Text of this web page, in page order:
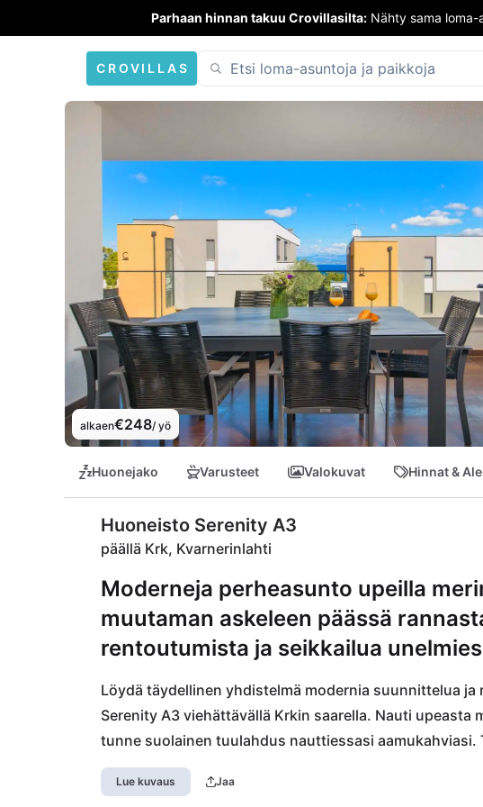
Parhaan hinnan takuu Crovillasilta: Nähty sama loma-
CROVILLAS
alkaen€248/ yö
Huonejako Varusteet Valokuvat Hinnat &
Huoneisto Serenity A3
päällä Krk, Kvarnerinlahti
Moderneja perheasunto upeilla
muutaman askeleen päässä
rentoutumista ja seikkailua
Löydä täydellinen yhdistelmä modernia suunnittelua
Serenity A3 viehättävällä Krkin saarella. Nauti upeasta
tunne suolainen tuulahdus nauttiessasi aamukahviasi.
sijaitsee lapsiystävällisellä alueella, vain muutaman
ihanteellinen huolettomiin päiviin vedessä! Lyhyt
Lue kuvaus Jaa